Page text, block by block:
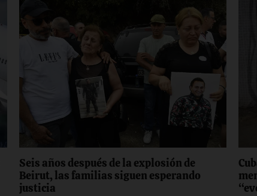
Seis años después de la explosión de
Beirut, las familias siguen esperando
justicia